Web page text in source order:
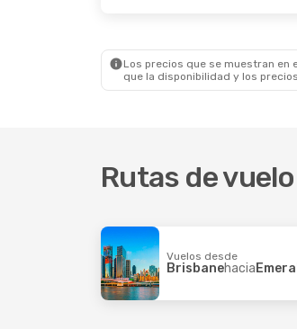
Los precios que se muestran en
que la disponibilidad y los
Rutas de
Vuelos desde
Brisbanehacia